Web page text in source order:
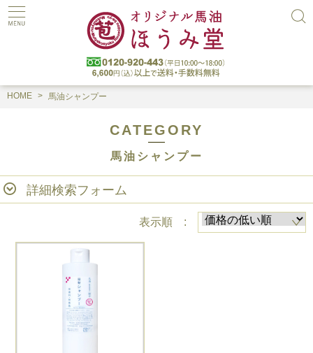
HOME 馬油シャンプー
CATEGORY
馬油シャンプー
詳細検索フォーム
表示順 :